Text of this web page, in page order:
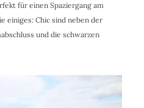
für einen Spaziergang am
einiges: Chic sind neben der
und die schwarzen